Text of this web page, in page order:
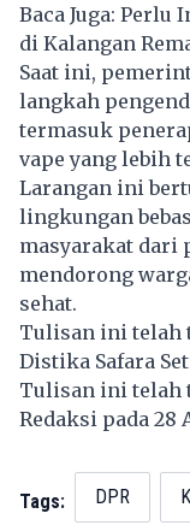
Baca Juga: Perlu
di Kalangan
Saat ini,
langkah
termasuk
vape yang lebih
Larangan ini
lingkungan
masyarakat dari
mendorong
sehat.
Tulisan ini telah
Distika Safara
Tulisan ini telah
Redaksi pada 28
Tags: DPR